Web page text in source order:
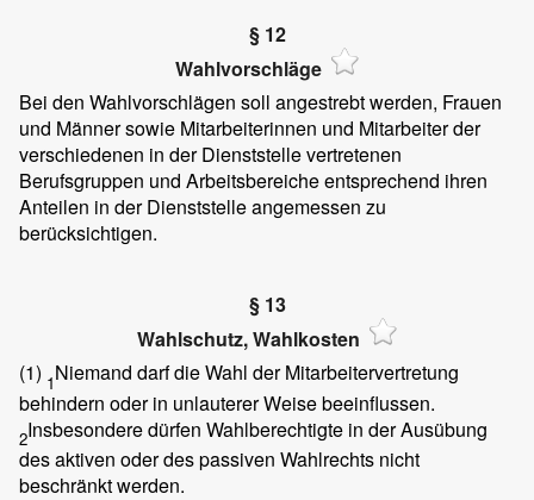
§ 12
Wahlvorschläge
Bei den Wahlvorschlägen soll angestrebt werden, Frauen
und Männer sowie Mitarbeiterinnen und Mitarbeiter der
verschiedenen in der Dienststelle vertretenen
Berufsgruppen und Arbeitsbereiche entsprechend ihren
Anteilen in der Dienststelle angemessen zu
berücksichtigen.
§ 13
Wahlschutz, Wahlkosten
(1) 1Niemand darf die Wahl der Mitarbeitervertretung
behindern oder in unlauterer Weise beeinflussen.
2Insbesondere dürfen Wahlberechtigte in der Ausübung
des aktiven oder des passiven Wahlrechts nicht
beschränkt werden.